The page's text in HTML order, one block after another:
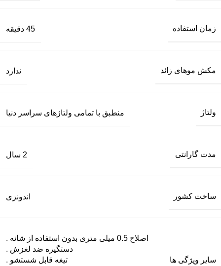
زمان استفاده 45 دقیقه
مکش موهای زائد ندارد
ولتاژ منطبق با تمامی ولتاژهای سراسر دنیا
مدت گارانتی 2 سال
ساخت کشور اندونزی
سایر ویژگی ها
اصلاح 0.5 میلی متری بدون استفاده از شانه .
دستگیره ضد لغزش .
تیغه قابل شستشو .